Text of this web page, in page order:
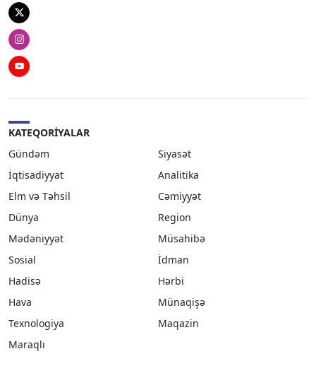
Twitter
Instagram
Youtube
KATEQORIYALAR
Gündəm
Siyasət
İqtisadiyyat
Analitika
Elm və Təhsil
Cəmiyyət
Dünya
Region
Mədəniyyət
Müsahibə
Sosial
İdman
Hadisə
Hərbi
Hava
Münaqişə
Texnologiya
Maqazin
Maraqlı